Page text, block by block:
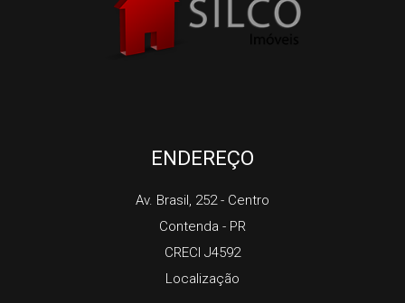
ENDEREÇO
Av. Brasil, 252- Centro
Contenda - PR
CRECI J4592
Localização